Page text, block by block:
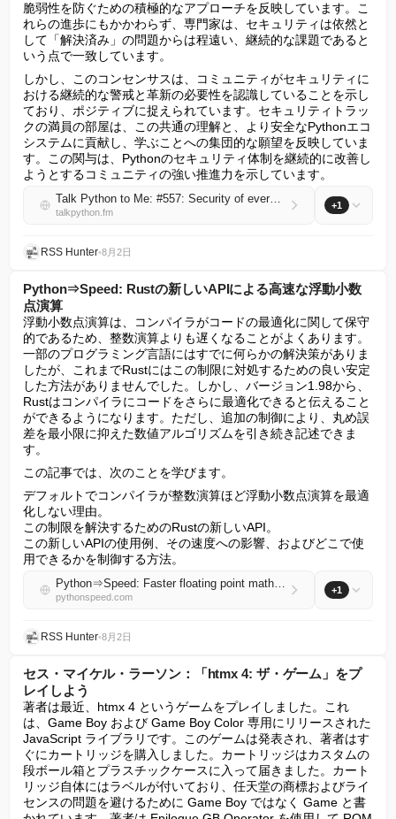
脆弱性を防ぐための積極的なアプローチを反映しています。こ
れらの進歩にもかかわらず、専門家は、セキュリティは依然と
して「解決済み」の問題からは程遠い、継続的な課題であると
いう点で一致しています。
しかし、このコンセンサスは、コミュニティがセキュリティに
おける継続的な警戒と革新の必要性を認識していることを示し
ており、ポジティブに捉えられています。セキュリティトラッ
クの満員の部屋は、この共通の理解と、より安全なPythonエコ
システムに貢献し、学ぶことへの集団的な願望を反映していま
す。この関与は、Pythonのセキュリティ体制を継続的に改善し
ようとするコミュニティの強い推進力を示しています。
Talk Python to Me: #557: Security of everything at PyCon 2026
talkpython.fm
+1
RSS Hunter•8月2日
Python⇒Speed: Rustの新しいAPIによる高速な浮動小数
点演算
浮動小数点演算は、コンパイラがコードの最適化に関して保守
的であるため、整数演算よりも遅くなることがよくあります。
一部のプログラミング言語にはすでに何らかの解決策がありま
したが、これまでRustにはこの制限に対処するための良い安定
した方法がありませんでした。しかし、バージョン1.98から、
Rustはコンパイラにコードをさらに最適化できると伝えること
ができるようになります。ただし、追加の制御により、丸め誤
差を最小限に抑えた数値アルゴリズムを引き続き記述できま
す。
この記事では、次のことを学びます。
デフォルトでコンパイラが整数演算ほど浮動小数点演算を最適
化しない理由。
この制限を解決するためのRustの新しいAPI。
この新しいAPIの使用例、その速度への影響、およびどこで使
用できるかを制御する方法。
Python⇒Speed: Faster floating point math with Rust’s new API
pythonspeed.com
+1
RSS Hunter•8月2日
セス・マイケル・ラーソン：「htmx 4: ザ・ゲーム」をプ
レイしよう
著者は最近、htmx 4 というゲームをプレイしました。これ
は、Game Boy および Game Boy Color 専用にリリースされた
JavaScript ライブラリです。このゲームは発表され、著者はす
ぐにカートリッジを購入しました。カートリッジはカスタムの
段ボール箱とプラスチックケースに入って届きました。カート
リッジ自体にはラベルが付いており、任天堂の商標およびライ
センスの問題を避けるために Game Boy ではなく Game と書